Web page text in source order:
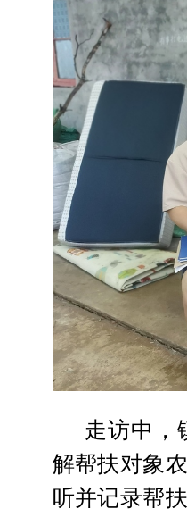
走访中，
解帮扶对象
听并记录帮